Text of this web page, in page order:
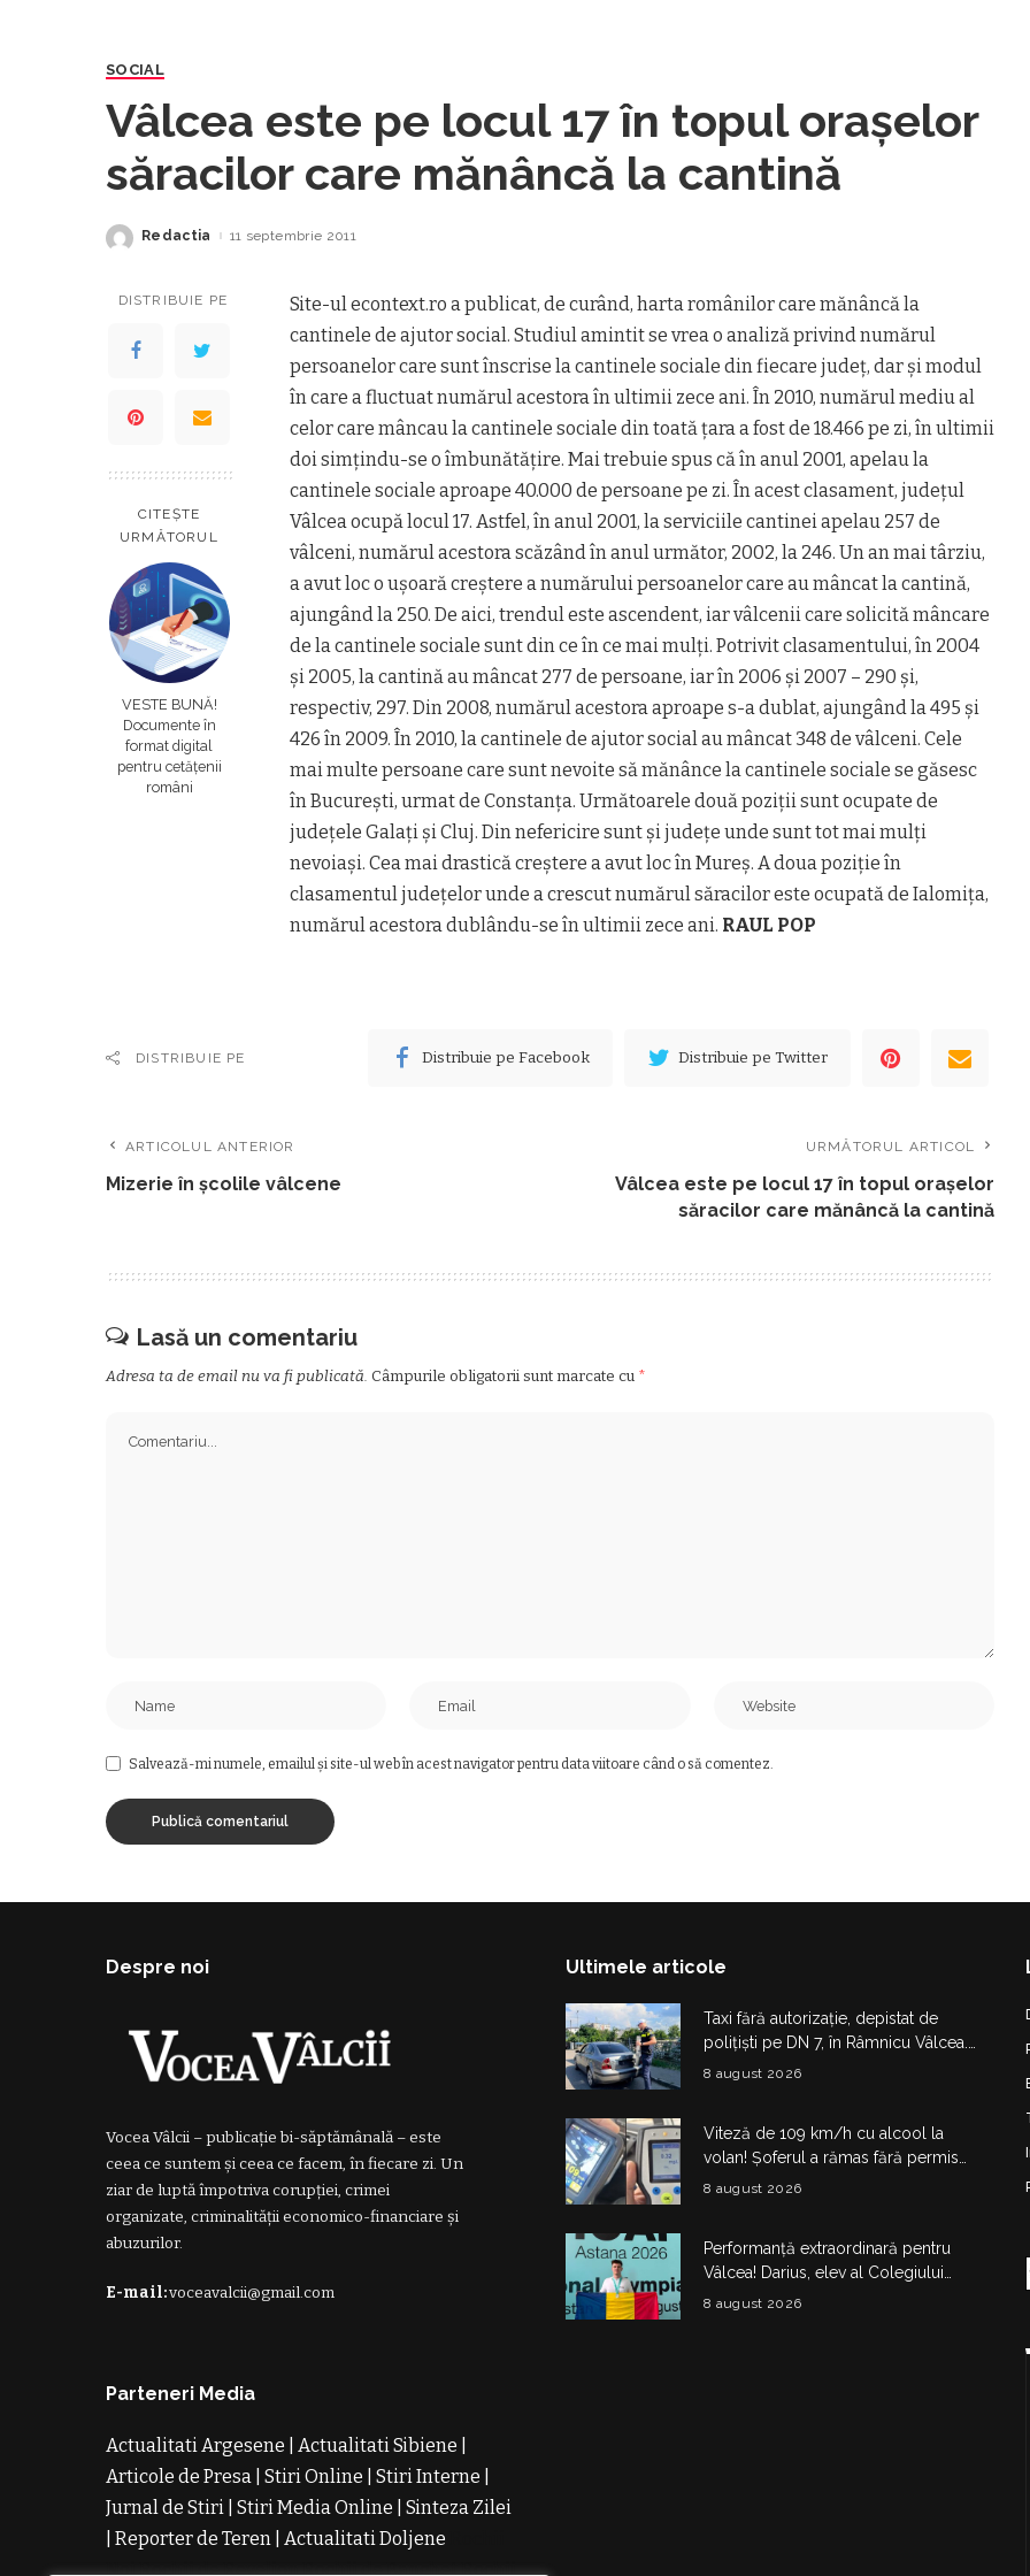
SOCIAL
Vâlcea este pe locul 17 în topul oraşelor
săracilor care mănâncă la cantină
Posted
Redactia 11 septembrie 2011
DISTRIBUIE PE
CITEȘTE
URMĂTORUL
VESTE BUNĂ!
Documente în
format digital
pentru cetățenii
români
Site-ul econtext.ro a publicat, de curând, harta românilor care mănâncă la
cantinele de ajutor social. Studiul amintit se vrea o analiză privind numărul
persoanelor care sunt înscrise la cantinele sociale din fiecare judeţ, dar şi modul
în care a fluctuat numărul acestora în ultimii zece ani. În 2010, numărul mediu al
celor care mâncau la cantinele sociale din toată ţara a fost de 18.466 pe zi, în ultimii
doi simţindu-se o îmbunătăţire. Mai trebuie spus că în anul 2001, apelau la
cantinele sociale aproape 40.000 de persoane pe zi. În acest clasament, judeţul
Vâlcea ocupă locul 17. Astfel, în anul 2001, la serviciile cantinei apelau 257 de
vâlceni, numărul acestora scăzând în anul următor, 2002, la 246. Un an mai târziu,
a avut loc o uşoară creştere a numărului persoanelor care au mâncat la cantină,
ajungând la 250. De aici, trendul este ascendent, iar vâlcenii care solicită mâncare
de la cantinele sociale sunt din ce în ce mai mulţi. Potrivit clasamentului, în 2004
şi 2005, la cantină au mâncat 277 de persoane, iar în 2006 şi 2007 – 290 şi,
respectiv, 297. Din 2008, numărul acestora aproape s-a dublat, ajungând la 495 şi
426 în 2009. În 2010, la cantinele de ajutor social au mâncat 348 de vâlceni. Cele
mai multe persoane care sunt nevoite să mănânce la cantinele sociale se găsesc
în Bucureşti, urmat de Constanţa. Următoarele două poziţii sunt ocupate de
judeţele Galaţi şi Cluj. Din nefericire sunt şi judeţe unde sunt tot mai mulţi
nevoiaşi. Cea mai drastică creştere a avut loc în Mureş. A doua poziţie în
clasamentul judeţelor unde a crescut numărul săracilor este ocupată de Ialomiţa,
numărul acestora dublându-se în ultimii zece ani. RAUL POP
DISTRIBUIE PE Distribuie pe Facebook Distribuie pe Twitter
ARTICOLUL ANTERIOR
Mizerie în şcolile vâlcene
URMĂTORUL ARTICOL
Vâlcea este pe locul 17 în topul oraşelor
săracilor care mănâncă la cantină
Lasă un comentariu
Adresa ta de email nu va fi publicată. Câmpurile obligatorii sunt marcate cu *
Salvează-mi numele, emailul și site-ul web în acest navigator pentru data viitoare când o să comentez.
Despre noi
Vocea Vâlcii – publicație bi-săptămânală – este
ceea ce suntem și ceea ce facem, în fiecare zi. Un
ziar de luptă împotriva corupției, crimei
organizate, criminalității economico-financiare și
abuzurilor.
E-mail:voceavalcii@gmail.com
Parteneri Media
Actualitati Argesene Actualitati Sibiene
Articole de Presa
Stiri Online Stiri Interne
Jurnal de Stiri
Stiri Media Online
Sinteza Zilei
Reporter de Teren Actualitati Doljene
NoiRochii de RevelionRochii de BanchetRochii
Ultimele articole
Taxi fără autorizație, depistat de
polițiști pe DN 7, în Râmnicu Vâlcea.
Șoferul a rămas fără plăcuțe timp de
8 august 2026
Viteză de 109 km/h cu alcool la
volan! Șoferul a rămas fără permis
180 de zile și a primit amendă de
8 august 2026
Performanță extraordinară pentru
Vâlcea! Darius, elev al Colegiului
Național de Informatică „Matei
8 august 2026